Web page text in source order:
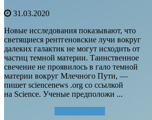
31.03.2020
Новые исследования показывают, что
светящиеся рентгеновские лучи вокруг
далеких галактик не могут исходить от
частиц темной материи. Таинственное
свечение не проявилось в гало темной
материи вокруг Млечного Пути, —
пишет sciencenews .org со ссылкой
на Science. Ученые предположи ...